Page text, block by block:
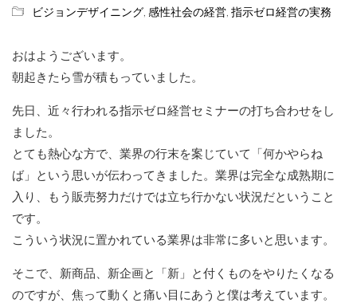
ビジョンデザイニング 感性社会の経営 指示ゼロ経営の実務
おはようございます。
朝起きたら雪が積もっていました。
先日、近々行われる指示ゼロ経営セミナーの打ち合わせをし
ました。
とても熱心な方で、業界の行末を案じていて「何かやらね
ば」という思いが伝わってきました。業界は完全な成熟期に
入り、もう販売努力だけでは立ち行かない状況だということ
です。
こういう状況に置かれている業界は非常に多いと思います。
そこで、新商品、新企画と「新」と付くものをやりたくなる
のですが、焦って動くと痛い目にあうと僕は考えています。